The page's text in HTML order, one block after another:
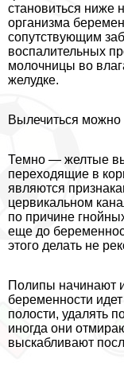
становиться ниже
организма
сопутствующим
воспалительных
молочницы во
желудке.
Вылечиться
Темно — желтые
переходящие в
являются
цервикальном
по причине
еще до
этого делать не
Полипы начинают
беременности
полости, удалять
иногда они
выскабливают